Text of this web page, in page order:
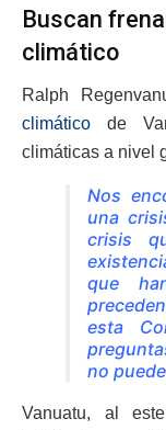
Buscan
climático
Ralph
climático de
climáticas a nivel
Nos
una
crisis
que
esta
no
Vanuatu, al